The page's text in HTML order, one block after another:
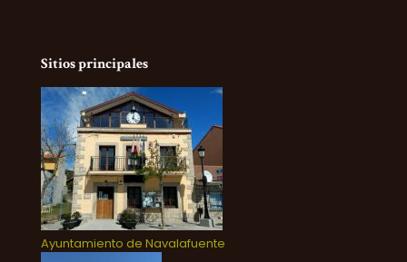
Sitios principales
Ayuntamiento de Navalafuente